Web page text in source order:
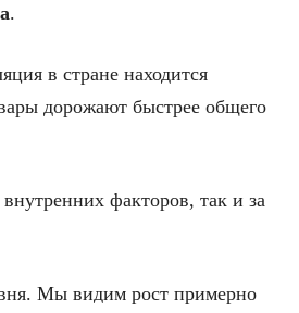
.
в стране находится
дорожают быстрее общего
факторов, так и за
Мы видим рост примерно